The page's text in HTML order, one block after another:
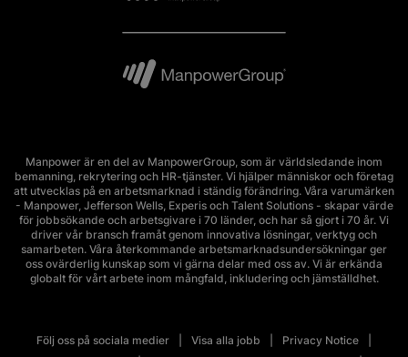
Manpower är en del av ManpowerGroup, som är världsledande inom
bemanning, rekrytering och HR-tjänster. Vi hjälper människor och företag
att utvecklas på en arbetsmarknad i ständig förändring. Våra varumärken
- Manpower, Jefferson Wells, Experis och Talent Solutions - skapar värde
för jobbsökande och arbetsgivare i 70 länder, och har så gjort i 70 år. Vi
driver vår bransch framåt genom innovativa lösningar, verktyg och
samarbeten. Våra återkommande arbetsmarknadsundersökningar ger
oss ovärderlig kunskap som vi gärna delar med oss av. Vi är erkända
globalt för vårt arbete inom mångfald, inkludering och jämställdhet.
Följ oss på sociala medier Visa alla jobb
Privacy Notice